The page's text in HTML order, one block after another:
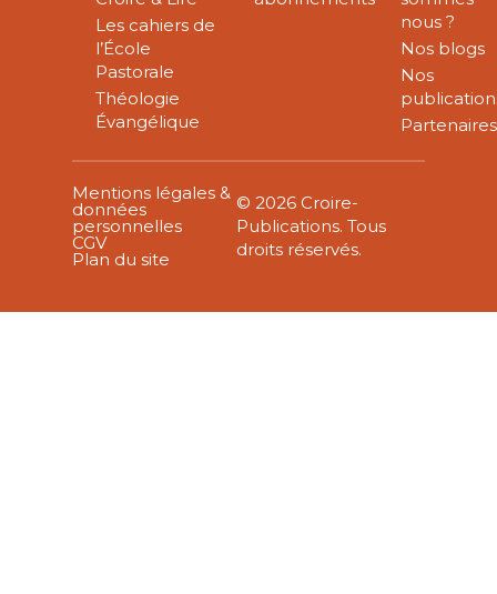
Les cahiers de
l’École
Pastorale
Théologie
Évangélique
nous ?
Nos blogs
Nos
Partenaires
Mentions légales &
données
personnelles
CGV
Plan du site
© 2026 Croire-
Publications. Tous
droits réservés.